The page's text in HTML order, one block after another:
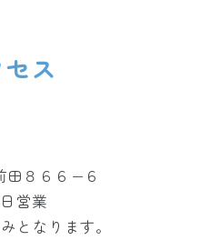
ス
田８６６−６
営業
となります。